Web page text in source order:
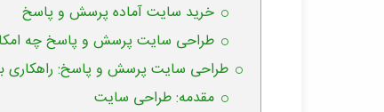
خرید سایت آماده پرسش و پاسخ
طراحی سایت پرسش و پاسخ چه
طراحی سایت پرسش و پاسخ: راهکاری
مقدمه: طراحی سایت